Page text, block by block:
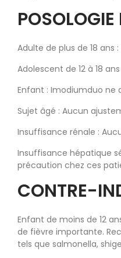
Adulte de plus de 18
Adolescent de 12 à 18
Enfant : Imodiumduo ne
Sujet âgé : Aucun
Insuffisance rénale :
Insuffisance hépatique
précaution chez ces
CONTRE-
Enfant de moins de 12
de fièvre importante.
tels que salmonella,